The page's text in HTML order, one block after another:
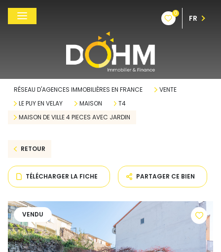
0
FR
RÉSEAU D'AGENCES IMMOBILIÈRES EN FRANCE
VENTE
LE PUY EN VELAY
MAISON
T4
MAISON DE VILLE 4 PIECES AVEC JARDIN
RETOUR
TÉLÉCHARGER LA FICHE PARTAGER CE BIEN
VENDU